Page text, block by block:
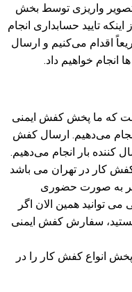
واریزی توسط بخش
تایید حسابداری انجام
اقدام می‌کنیم و ارسال
انجام خواهیم داد.
که ما پخش کفش ایمنی
می‌دهیم. ارسال کفش
کننده بار انجام می‌دهیم.
کار در تهران می باشد
به صورت حضوری
توانید همین الان اگر
سفارش کفش ایمنی